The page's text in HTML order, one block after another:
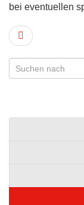
bei eventuellen